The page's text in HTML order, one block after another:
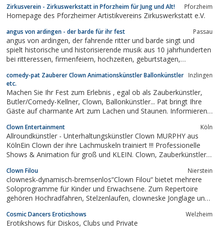
in Leipzig - Halle/Saale.Erleben Sie die verschiedenen
thematische Comedy-Dinnershows in...
Zirkusverein - Zirkuswerkstatt in Pforzheim für Jung und Alt! Pforzheim
Homepage des Pforzheimer Artistikvereins Zirkuswerkstatt e.V.
angus von ardingen - der barde für ihr fest Passau
angus von ardingen, der fahrende ritter und barde singt und
spielt historische und historisierende musik aus 10 jahrhunderten
bei ritteressen, firmenfeiern, hochzeiten, geburtstagen,
comedy-pat Zauberer Clown Animationskünstler Ballonkünstler
etc.
Inzlingen
Machen Sie Ihr Fest zum Erlebnis , egal ob als Zauberkünstler,
Butler/Comedy-Kellner, Clown, Ballonkünstler... Pat bringt Ihre
Gäste auf charmante Art zum Lachen und Staunen. Informieren
Clown Entertainment Köln
Allroundkünstler - Unterhaltungskünstler Clown MURPHY aus
KölnEin Clown der ihre Lachmuskeln trainiert !!! Professionelle
Shows & Animation für groß und KLEIN. Clown, Zauberkünstler,
Pantomime, Komiker, Ballon-Künstler, Kinderclown,
Zauberkünstler,...
Clown Filou Nierstein
clownesk-dynamisch-bremsenlos“Clown Filou“ bietet mehrere
Soloprogramme für Kinder und Erwachsene. Zum Repertoire
gehören Hochradfahren, Stelzenlaufen, clowneske Jonglage und
Seeräuberstreiche“, „Filous verzauberte
Zirkuswelt“.Erwachsenenprogramme: „Filous...
Cosmic Dancers Eroticshows Welzheim
Erotikshows für Diskos, Clubs und Private